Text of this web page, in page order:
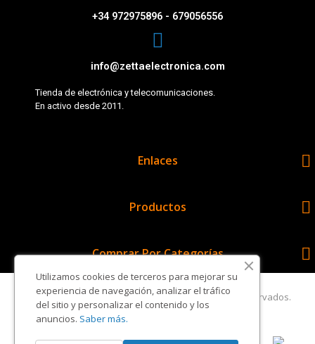
+34 972975896 - 679056556
info@zettaelectronica.com
Tienda de electrónica y telecomunicaciones.
En activo desde 2011.
Enlaces 
Productos 
Comprar Por Categorías 
Copyright © Zetta Electrónica. Todos los derechos reservados.
Utilizamos cookies de terceros para mejorar su
experiencia de navegación, analizar el tráfico
del sitio y personalizar el contenido y los
anuncios. Saber más.